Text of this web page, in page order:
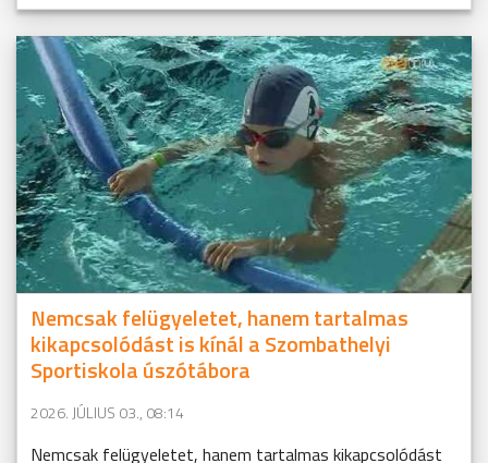
Nemcsak felügyeletet, hanem tartalmas
kikapcsolódást is kínál a Szombathelyi
Sportiskola úszótábora
2026. JÚLIUS 03., 08:14
Nemcsak felügyeletet, hanem tartalmas kikapcsolódást